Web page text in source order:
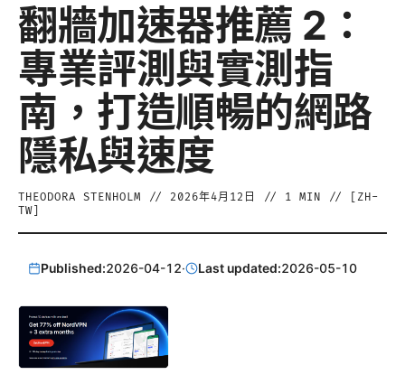
翻牆加速器推薦 2：
專業評測與實測指
南，打造順暢的網路
隱私與速度
THEODORA STENHOLM // 2026年4月12日 // 1 MIN // [ ZH-
TW
Published:2026-04-12· Last updated:2026-05-10